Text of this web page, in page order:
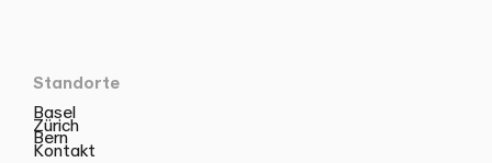
Standorte
Basel
Zürich
Bern
Kontakt